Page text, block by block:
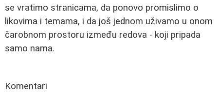
se vratimo stranicama, da ponovo promislimo o
likovima i temama, i da još jednom uživamo u onom
čarobnom prostoru između redova - koji pripada
samo nama.
Komentari